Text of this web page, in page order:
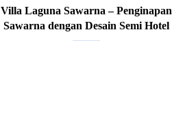
Villa Laguna Sawarna – Penginapan
Sawarna dengan Desain Semi Hotel